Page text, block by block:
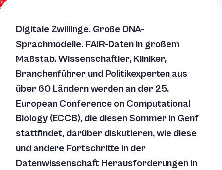
Digitale Zwillinge. Große DNA-
Sprachmodelle. FAIR-Daten in großem
Maßstab. Wissenschaftler, Kliniker,
Branchenführer und Politikexperten aus
über 60 Ländern werden an der 25.
European Conference on Computational
Biology (ECCB), die diesen Sommer in Genf
stattfindet, darüber diskutieren, wie diese
und andere Fortschritte in der
Datenwissenschaft Herausforderungen in